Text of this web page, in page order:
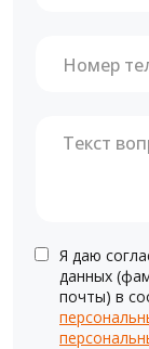
Я даю
данных
почты) в